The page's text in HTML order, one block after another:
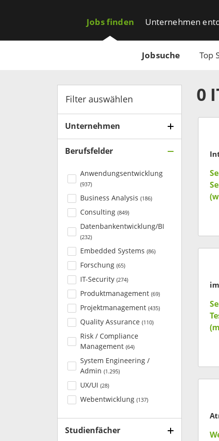
Jobs finden
Jobsuche Top
Unternehmen
Filter auswählen
Unternehmen
Berufsfelder
Anwendungsentwicklung
(937)
Business Analysis (186)
Consulting (849)
Datenbankentwicklung/BI
(232)
Embedded Systems (86)
Forschung (65)
IT-Security (274)
Produktmanagement (69)
Projektmanagement (435)
Quality Assurance (110)
Risk / Compliance
Management (64)
System Engineering /
Admin (1.295)
UX/UI (28)
Webentwicklung (137)
Studienfächer
0